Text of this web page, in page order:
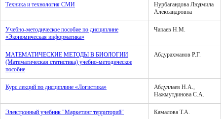
Техника и технология СМИ
Нурбагандова Людмила
Александровна
Учебно-методическое пособие по дисциплине
«Экономическая информатика»
Чапаев Н.М.
МАТЕМАТИЧЕСКИЕ МЕТОДЫ В БИОЛОГИИ
(Математическая статистика) учебно-методическое
пособие
Абдурахманов Р.Г.
Курс лекций по дисциплине «Логистика»
Абдуллаев Н.А.,
Нажмутдинова С.А.
Электронный учебник "Маркетинг территорий" Камалова Т.А.